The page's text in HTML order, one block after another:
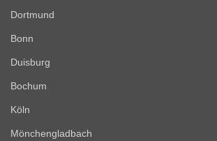
Dortmund
Bonn
Duisburg
Bochum
Köln
Mönchengladbach